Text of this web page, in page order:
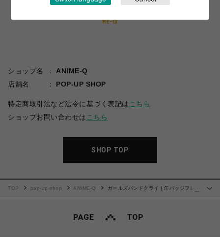
ショップ名
ANIME-Q
店舗名
POP-UP SHOP
特定商取引法など法令に基づく表記は こちら
ショップお問い合わせは こちら
SHOP TOP
TOP pop-up-shop ANIME-Q
ガールズバンドクライ | 缶バッジフレー